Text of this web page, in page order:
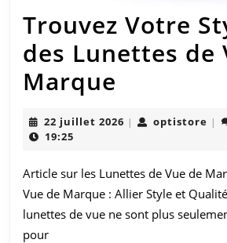
Trouvez Votre
des Lunettes de
Marque
Votre
Style
avec
des
Lunettes
22 juillet 2026 22| optistore |
19:25
Article sur les Lunettes de Vue de
Vue de Marque : Allier Style et
lunettes de vue ne sont plus
pour